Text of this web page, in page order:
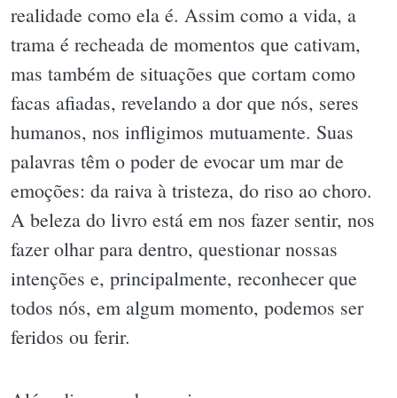
realidade como ela é. Assim como a vida, a
trama é recheada de momentos que cativam,
mas também de situações que cortam como
facas afiadas, revelando a dor que nós, seres
humanos, nos infligimos mutuamente. Suas
palavras têm o poder de evocar um mar de
emoções: da raiva à tristeza, do riso ao choro.
A beleza do livro está em nos fazer sentir, nos
fazer olhar para dentro, questionar nossas
intenções e, principalmente, reconhecer que
todos nós, em algum momento, podemos ser
feridos ou ferir.